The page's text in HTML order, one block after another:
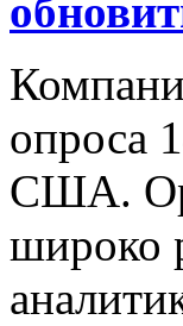
опроса
США.
широко